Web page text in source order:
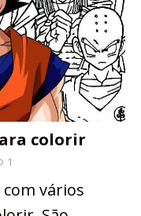
colorir
1
vários